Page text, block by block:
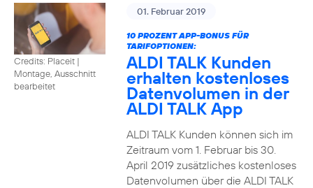
Credits: Placeit |
Montage, Ausschnitt
bearbeitet
01. Februar 2019
10 PROZENT APP-BONUS FÜR
TARIFOPTIONEN:
ALDI TALK Kunden
erhalten kostenloses
Datenvolumen in der
ALDI TALK App
ALDI TALK Kunden können sich im
Zeitraum vom 1. Februar bis 30.
April 2019 zusätzliches kostenloses
Datenvolumen über die ALDI TALK